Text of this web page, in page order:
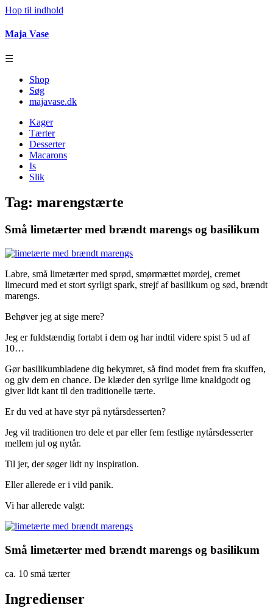
Hop til indhold
Maja Vase
☰
Shop
Søg
majavase.dk
Kager
Tærter
Desserter
Macarons
Is
Slik
Tag: marengstærte
Små limetærter med brændt marengs og basilikum
Labre, små limetærter med sprød, smørmættet mørdej, cremet
limecurd med et stort syrligt spark, strejf af basilikum og sød, brændt
marengs.
Behøver jeg at sige mere?
Jeg er fuldstændig fortabt i dem og har indtil videre spist 5 ud af
10…
Gør basilikumbladene dig bekymret, så find modet frem fra skuffen,
og giv dem en chance. De klæder den syrlige lime knaldgodt og
giver lidt kant til den traditionelle tærte.
Er du ved at have styr på nytårsdesserten?
Jeg vil traditionen tro dele et par eller fem festlige nytårsdesserter
mellem jul og nytår.
Til jer, der søger lidt ny inspiration.
Eller allerede er i vild panik.
Vi har allerede valgt:
Små limetærter med brændt marengs og basilikum
ca. 10 små tærter
Ingredienser